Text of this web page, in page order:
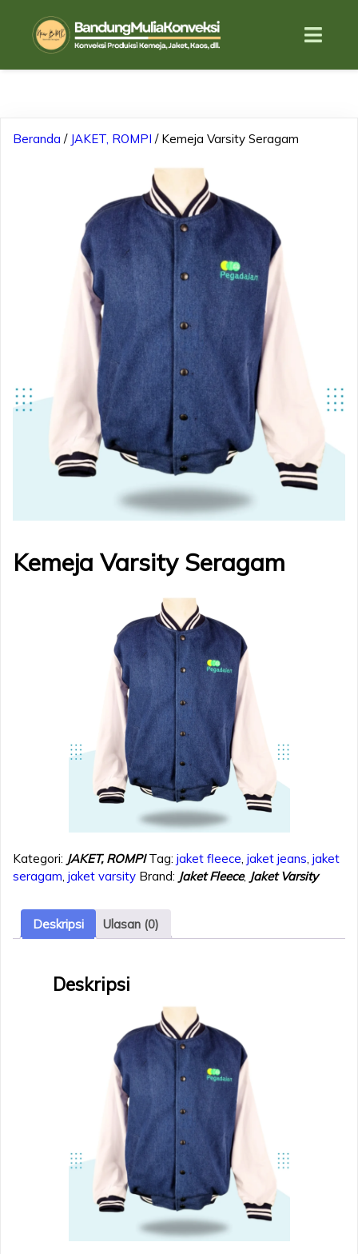
Beranda / JAKET, ROMPI / Kemeja Varsity Seragam
Kemeja Varsity Seragam
Kategori: JAKET, ROMPI Tag: jaket fleece, jaket jeans, jaket
seragam, jaket varsity Brand: Jaket Fleece, Jaket Varsity
Deskripsi Ulasan (0)
Deskripsi